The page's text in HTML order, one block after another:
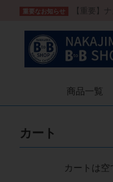
重要なお知らせ 【重要】
商品一覧
カート
カートは空